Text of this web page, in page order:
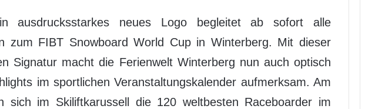
ausdrucksstarkes neues Logo begleitet ab sofort alle
zum FIBT Snowboard World Cup in Winterberg. Mit dieser
Signatur macht die Ferienwelt Winterberg nun auch optisch
im sportlichen Veranstaltungskalender aufmerksam. Am
sich im Skiliftkarussell die 120 weltbesten Raceboarder im